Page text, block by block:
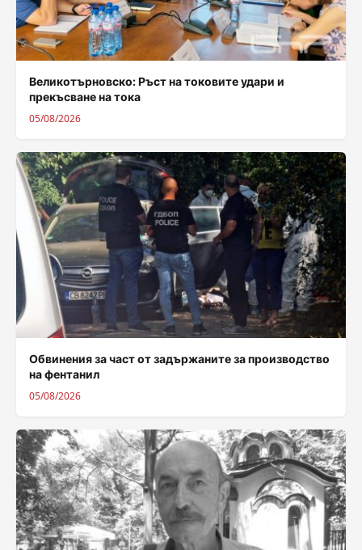
Великотърновско: Ръст на токовите удари и
прекъсване на тока
05/08/2026
Обвинения за част от задържаните за производство
на фентанил
05/08/2026